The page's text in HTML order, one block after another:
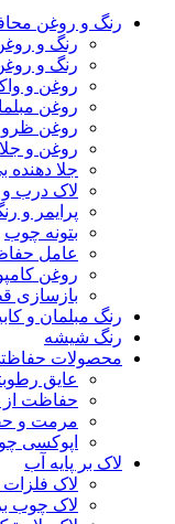
رنگ و روغن
رنگ و
رنگ و
روغن و
روغن
روغن
روغن و
جلا دهنده
لاک درب و
پرایمر و
بتونه چوب
عامل
روغن
بازسازی
رنگ مبلمان و
رنگ شیشه
محصولات
عایق
حفاظت از
مرمت و
اپوکسی
لاک بر پایه آب
لاک فلزات
لاک چوب